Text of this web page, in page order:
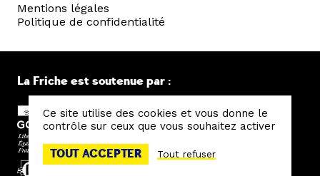
Mentions légales
Politique de confidentialité
La Friche est soutenue par :
Ce site utilise des cookies et vous donne le
contrôle sur ceux que vous souhaitez activer
TOUT ACCEPTER Tout refuser